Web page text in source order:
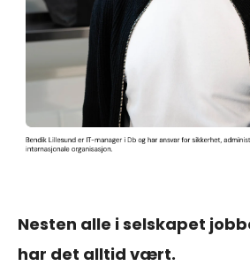
Nesten alle i selskapet
har det alltid vært.